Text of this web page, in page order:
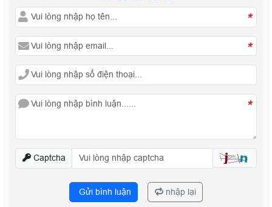
*
*
*
Captcha
Gửi bình luận nhập lại